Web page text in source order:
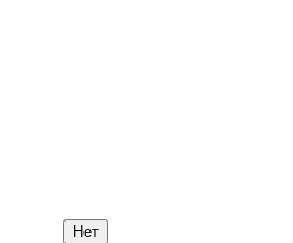
Нет